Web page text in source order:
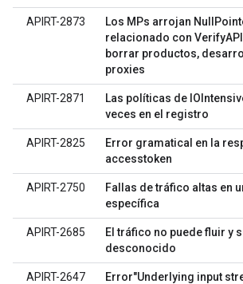
APIRT-2873
Los MPs arrojan
relacionado con
borrar productos,
proxies
APIRT-2871
Las políticas de
veces en el registro
APIRT-2825
Error gramatical en la
accesstoken
APIRT-2750
Fallas de tráfico altas en
específica
APIRT-2685
El tráfico no puede fluir y
desconocido
APIRT-2647
Error"Underlying input